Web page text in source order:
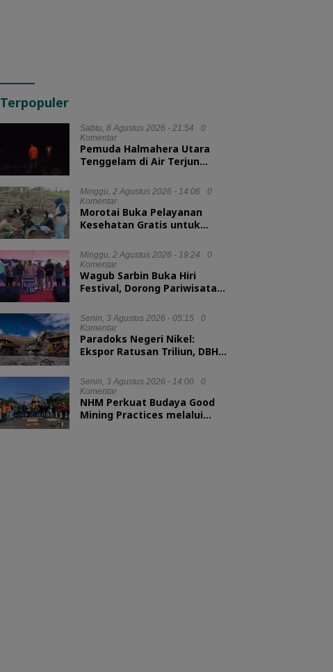
Terpopuler
Sabtu, 8 Agustus 2026 - 21:54
0
Komentar
Pemuda Halmahera Utara
Tenggelam di Air Terjun
Turun Tangan
Minggu, 2 Agustus 2026 - 14:06
0
Komentar
Morotai Buka Pelayanan
Kesehatan Gratis untuk
Minggu, 2 Agustus 2026 - 19:24
0
Komentar
Wagub Sarbin Buka Hiri
Festival, Dorong Pariwisata
Senin, 3 Agustus 2026 - 05:15
0
Komentar
Paradoks Negeri Nikel:
Ekspor Ratusan Triliun, DBH
Senin, 3 Agustus 2026 - 14:00
0
Komentar
NHM Perkuat Budaya Good
Mining Practices melalui